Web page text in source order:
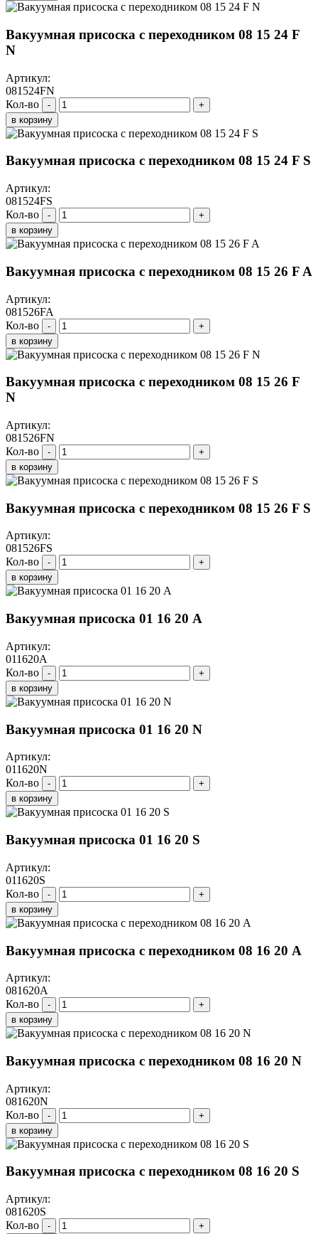
Вакуумная присоска с переходником 08 15 24 F
N
Артикул:
081524FN
Кол-во
-
+
в корзину
Вакуумная присоска с переходником 08 15 24 F S
Артикул:
081524FS
Кол-во
-
+
в корзину
Вакуумная присоска с переходником 08 15 26 F A
Артикул:
081526FA
Кол-во
-
+
в корзину
Вакуумная присоска с переходником 08 15 26 F
N
Артикул:
081526FN
Кол-во
-
+
в корзину
Вакуумная присоска с переходником 08 15 26 F S
Артикул:
081526FS
Кол-во
-
+
в корзину
Вакуумная присоска 01 16 20 A
Артикул:
011620A
Кол-во
-
+
в корзину
Вакуумная присоска 01 16 20 N
Артикул:
011620N
Кол-во
-
+
в корзину
Вакуумная присоска 01 16 20 S
Артикул:
011620S
Кол-во
-
+
в корзину
Вакуумная присоска с переходником 08 16 20 A
Артикул:
081620A
Кол-во
-
+
в корзину
Вакуумная присоска с переходником 08 16 20 N
Артикул:
081620N
Кол-во
-
+
в корзину
Вакуумная присоска с переходником 08 16 20 S
Артикул:
081620S
Кол-во
- +